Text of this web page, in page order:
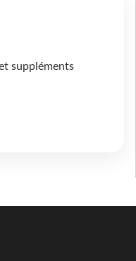
suppléments